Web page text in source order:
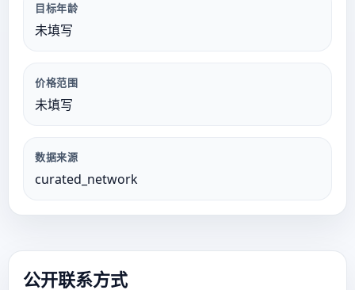
目标年龄
未填写
价格范围
未填写
数据来源
curated_network
公开联系方式